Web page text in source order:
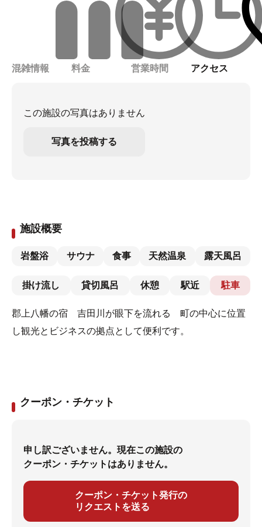
混雑情報 料金 営業時間 アクセス
この施設の写真はありません
写真を投稿する
施設概要
岩盤浴 サウナ 食事 天然温泉 露天風呂
掛け流し 貸切風呂 休憩 駅近 駐車
郡上八幡の宿 吉田川が眼下を流れる 町の中心に位置
し観光とビジネスの拠点として便利です。
クーポン・チケット
申し訳ございません。現在この施設の
クーポン・チケットはありません。
クーポン・チケット発行の
リクエストを送る